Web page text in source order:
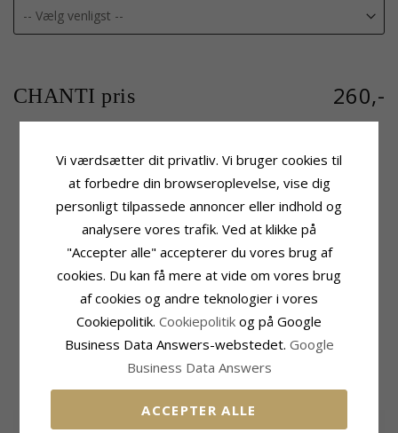
CHANTI pris 260,-
Produktinformation
Vedhæng Med Halskæde
Ædelmetal:Rhodineret Sølv
Overflade:Blank
Sten
Slibning:
Farve:Hvid
Sten:Zirkon
Størrelse
Højde:2,2 mm
Bredde:30,2 mm
Leveringstid
Leveringstid:2-3 Hverdage
MEST SOLGTE I KATEGORIEN
Vi værdsætter dit privatliv. Vi bruger cookies til
at forbedre din browseroplevelse, vise dig
personligt tilpassede annoncer eller indhold og
analysere vores trafik. Ved at klikke på
"Accepter alle" accepterer du vores brug af
cookies. Du kan få mere at vide om vores brug
af cookies og andre teknologier i vores
Cookiepolitik. Cookiepolitik og på Google
Business Data Answers-webstedet. Google
Business Data Answers
ACCEPTER ALLE